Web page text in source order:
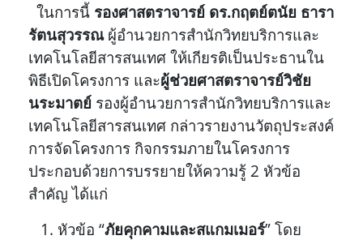
ในการนี้ รองศาสตราจารย์ ดร.กฤตย์ตนัย ธารา
รัตนสุวรรณผู้อำนวยการสำนักวิทยบริการและ
เทคโนโลยีสารสนเทศ ให้เกียรติเป็นประธานใน
พิธีเปิดโครงการ และผู้ช่วยศาสตราจารย์วิชัย
นระมาตย์ รองผู้อำนวยการสำนักวิทยบริการและ
เทคโนโลยีสารสนเทศ กล่าวรายงานวัตถุประสงค์
การจัดโครงการ กิจกรรมภายในโครงการ
ประกอบด้วยการบรรยายให้ความรู้ 2 หัวข้อ
สำคัญ ได้แก่
1. หัวข้อ “ภัยคุกคามและสแกมเมอร์” โดย